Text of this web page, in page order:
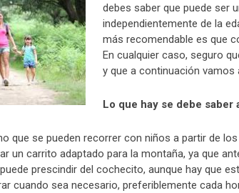
debes saber que puede ser
independientemente de la
más recomendable es que
En cualquier caso, seguro
y que a continuación vamos
Lo que hay se debe
que se pueden recorrer con niños a partir de
un carrito adaptado para la montaña, ya que
prescindir del cochecito, aunque hay que
cuando sea necesario, preferiblemente cada